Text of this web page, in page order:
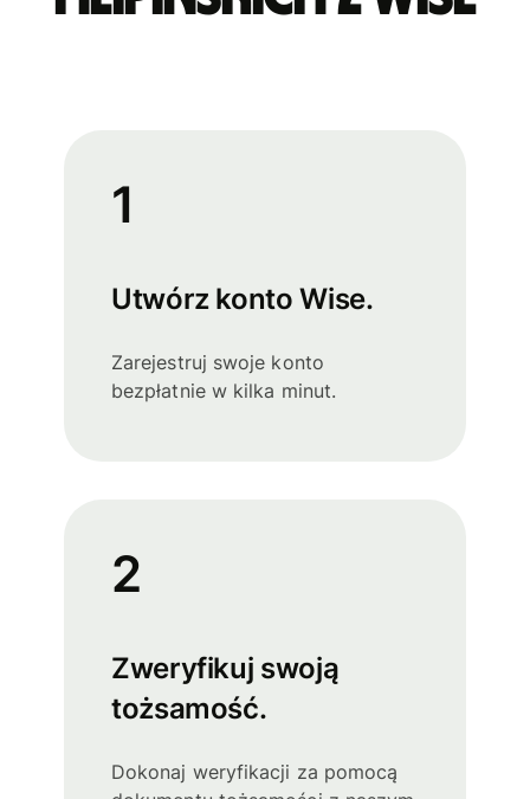
1
Utwórz konto Wise.
Zarejestruj swoje konto
bezpłatnie w kilka minut.
2
Zweryfikuj swoją
tożsamość.
Dokonaj weryfikacji za pomocą